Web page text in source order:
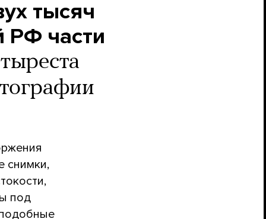
тысяч
РФ части
снимки,
под